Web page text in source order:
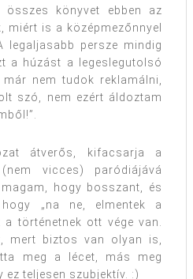
könyvet ebben az
miért is a középmezőnnyel
legaljasabb persze mindig
a húzást a legeslegutolsó
nem tudok reklamálni,
szó, nem ezért áldoztam
átverős, kifacsarja a
vicces) paródiájává
hogy bosszant, és
„na ne, elmentek a
történetnek ott vége van.
mert biztos van olyan is,
meg a lécet, más meg
teljesen szubjektív. :)